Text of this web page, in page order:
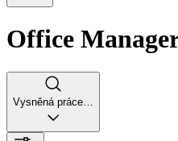
Office
Vysněná práce…